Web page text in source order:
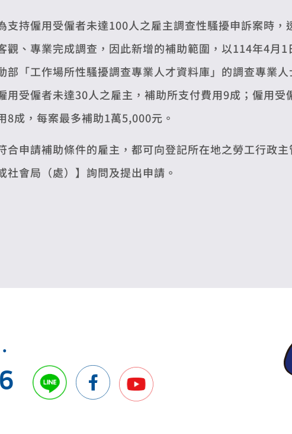
支持僱用受僱者未達100人之雇主調查性騷擾申訴案時
觀、專業完成調查，因此新增的補助範圍，以114年4月
部「工作場所性騷擾調查專業人才資料庫」的調查專業
用受僱者未達30人之雇主，補助所支付費用9成；僱用受
8成，每案最多補助1萬5,000元。
合申請補助條件的雇主，都可向登記所在地之勞工行政
社會局（處）】詢問及提出申請。